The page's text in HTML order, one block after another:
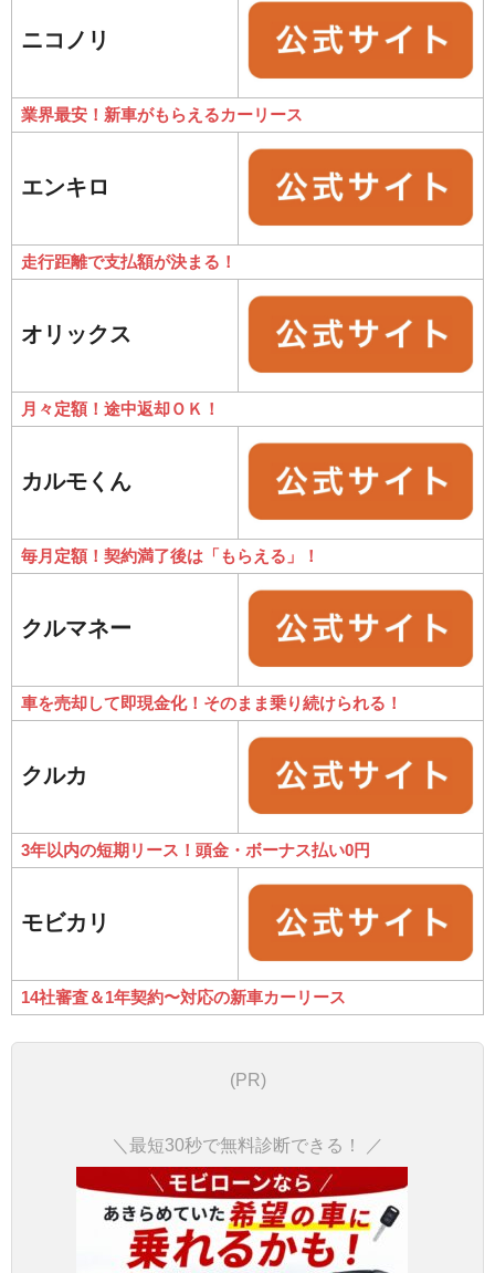
ニコノリ
業界最安！新車がもらえるカーリース
エンキロ
走行距離で支払額が決まる！
オリックス
月々定額！途中返却ＯＫ！
カルモくん
毎月定額！契約満了後は「もらえる」！
クルマネー
車を売却して即現金化！そのまま乗り続けられる！
クルカ
3年以内の短期リース！頭金・ボーナス払い0円
モビカリ
14社審査＆1年契約〜対応の新車カーリース
(PR)
＼最短30秒で無料診断できる！ ／